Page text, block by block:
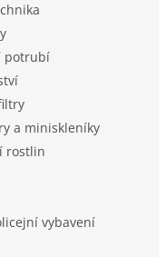
potrubí
a miniskleníky
rostlin
vybavení